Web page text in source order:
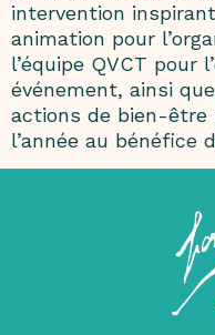
intervention
animation pour
l’équipe QVCT pour
événement, ainsi
actions de bien-être
l’année au bénéfice